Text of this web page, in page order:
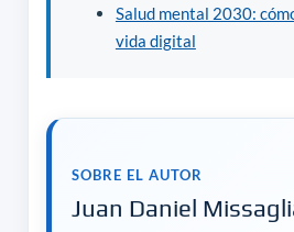
Salud mental 2030:
vida digital
SOBRE EL AUTOR
Juan Daniel